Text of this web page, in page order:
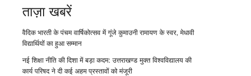
ताज़ा खबरें
वैदिक भारती के पंचम वार्षिकोत्सव में गूंजे कुमाउनी रामायण के स्वर, मेधावी
विद्यार्थियों का हुआ सम्मान
नई शिक्षा नीति की दिशा में बड़ा कदम: उत्तराखण्ड मुक्त विश्वविद्यालय की
कार्य परिषद ने दी कई अहम प्रस्तावों को मंजूरी